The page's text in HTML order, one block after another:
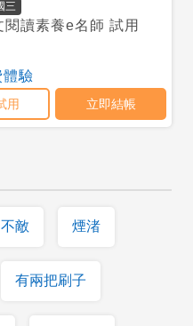
不敵 煙渚
有兩把刷子